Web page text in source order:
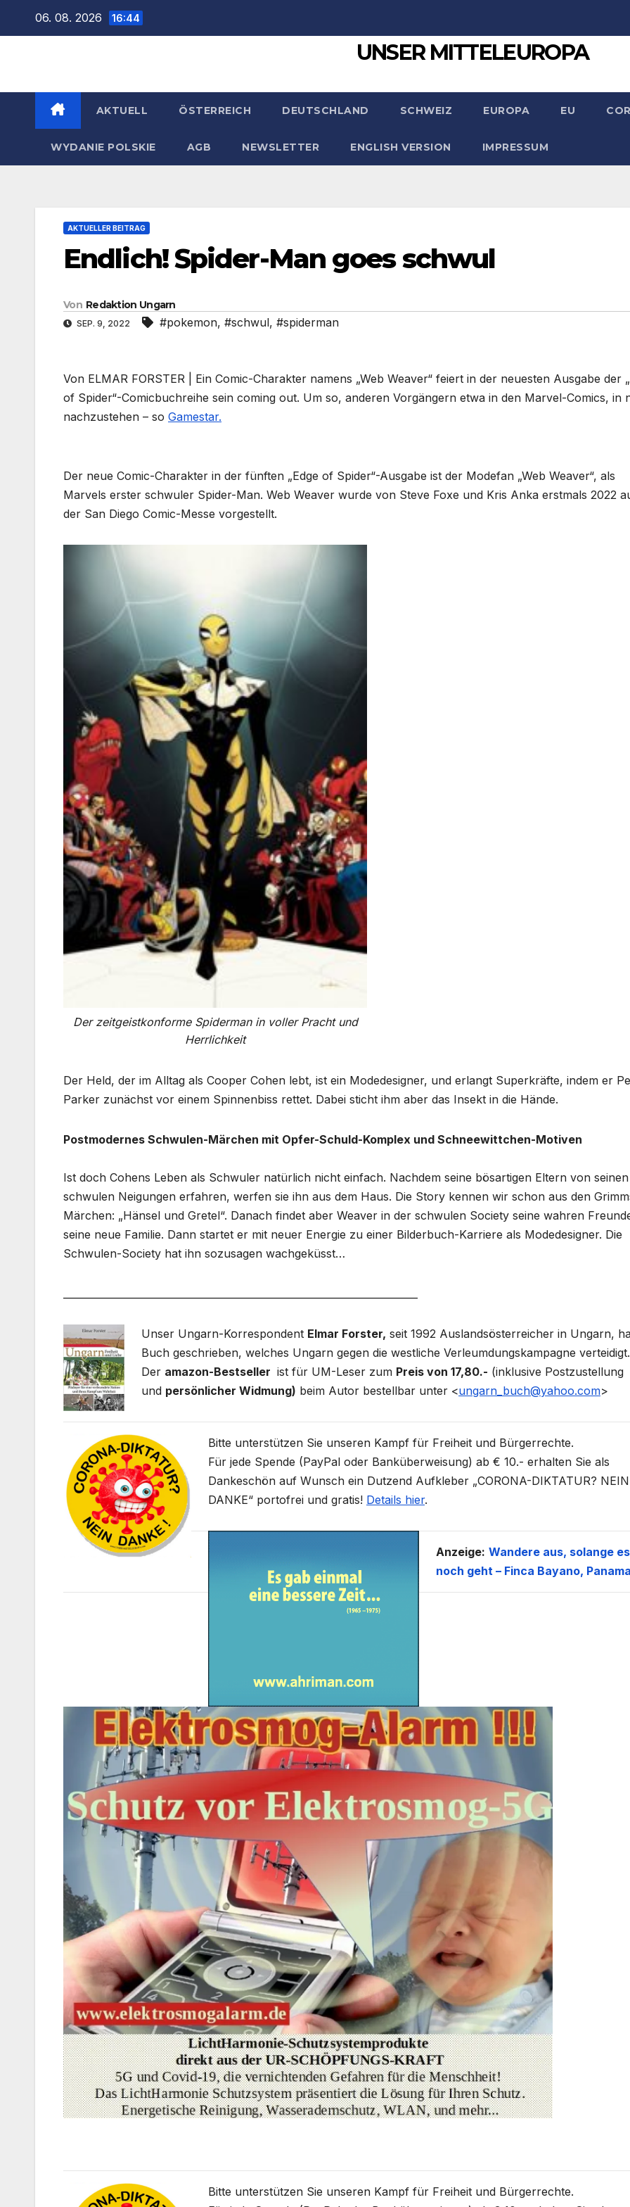
06. 08. 2026 16:44
UNSER MITTELEUROPA
AKTUELL ÖSTERREICH DEUTSCHLAND SCHWEIZ EUROPA EU
WYDANIE POLSKIE AGB NEWSLETTER ENGLISH VERSION IMPRESSUM
AKTUELLER BEITRAG
Endlich! Spider-Man goes schwul
Von Redaktion Ungarn
SEP. 9, 2022 #pokemon, #schwul, #spiderman
Von ELMAR FORSTER | Ein Comic-Charakter namens „Web Weaver“ feiert in der neuesten Ausgabe der
of Spider“-Comicbuchreihe sein coming out. Um so, anderen Vorgängern etwa in den Marvel-Comics, in
nachzustehen – so Gamestar.
Der neue Comic-Charakter in der fünften „Edge of Spider“-Ausgabe ist der Modefan „Web Weaver“, als
Marvels erster schwuler Spider-Man. Web Weaver wurde von Steve Foxe und Kris Anka erstmals 2022
der San Diego Comic-Messe vorgestellt.
Der zeitgeistkonforme Spiderman in voller Pracht und
Herrlichkeit
Der Held, der im Alltag als Cooper Cohen lebt, ist ein Modedesigner, und erlangt Superkräfte, indem er
Parker zunächst vor einem Spinnenbiss rettet. Dabei sticht ihm aber das Insekt in die Hände.
Postmodernes Schwulen-Märchen mit Opfer-Schuld-Komplex und Schneewittchen-Motiven
Ist doch Cohens Leben als Schwuler natürlich nicht einfach. Nachdem seine bösartigen Eltern von seinen
schwulen Neigungen erfahren, werfen sie ihn aus dem Haus. Die Story kennen wir schon aus den
Märchen: „Hänsel und Gretel“. Danach findet aber Weaver in der schwulen Society seine wahren
seine neue Familie. Dann startet er mit neuer Energie zu einer Bilderbuch-Karriere als Modedesigner. Die
Schwulen-Society hat ihn sozusagen wachgeküsst…
Unser Ungarn-Korrespondent Elmar Forster, seit 1992 Auslandsösterreicher in Ungarn,
Buch geschrieben, welches Ungarn gegen die westliche Verleumdungskampagne verteidigt.
Der amazon-Bestseller ist für UM-Leser zum Preis von 17,80.- (inklusive Postzustellung
und persönlicher Widmung) beim Autor bestellbar unter <ungarn_buch@yahoo.com>
Bitte unterstützen Sie unseren Kampf für Freiheit und Bürgerrechte.
Für jede Spende (PayPal oder Banküberweisung) ab € 10.- erhalten Sie als
Dankeschön auf Wunsch ein Dutzend Aufkleber „CORONA-DIKTATUR? NEIN
DANKE“ portofrei und gratis! Details hier.
Anzeige: Wandere aus, solange es
noch geht – Finca Bayano,
Bitte unterstützen Sie unseren Kampf für Freiheit und Bürgerrechte.